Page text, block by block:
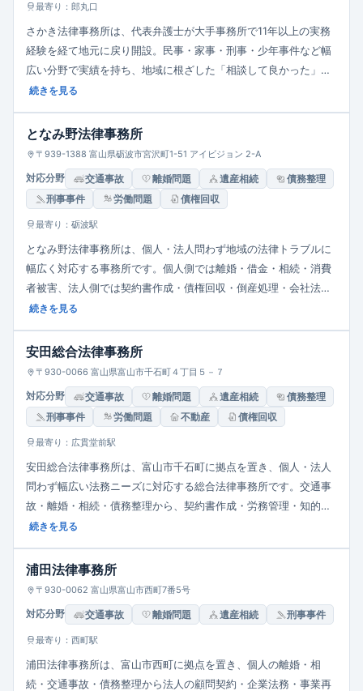
最寄り：郎丸口
さかき法律事務所は、代表弁護士が大手事務所で11年以上の実務
経験を経て地元に戻り開設。民事・家事・刑事・少年事件など幅
広い分野で実績を持ち、地域に根ざした「相談して良かった」
「少しほっとした」という声を重視。敷居を下げ、初めての相談
続きを見る
となみ野法律事務所
〒939-1388 富山県砺波市宮沢町1-51 アイビジョン 2-A
対応分野 交通事故 離婚問題 遺産相続
債務整理
刑事事件
労働問題 債権回収
最寄り：砺波駅
となみ野法律事務所は、個人・法人問わず地域の法律トラブルに
幅広く対応する事務所です。個人側では離婚・借金・相続・消費
者被害、法人側では契約書作成・債権回収・倒産処理・会社法務
などを手掛け、平日9:00〜17:30で相談を受け付けています。依
ます。
続きを見る
安田総合法律事務所
〒930-0066 富山県富山市千石町４丁目５－７
対応分野 交通事故 離婚問題 遺産相続
債務整理
刑事事件
労働問題 不動産 債権回収
最寄り：広貫堂前駅
安田総合法律事務所は、富山市千石町に拠点を置き、個人・法人
問わず幅広い法務ニーズに対応する総合法律事務所です。交通事
故・離婚・相続・債務整理から、契約書作成・労務管理・知的財
産といった企業法務まで手掛け、「最高の法的サービスを適正な
対応を行っています。
続きを見る
浦田法律事務所
〒930-0062 富山県富山市西町7番5号
対応分野 交通事故 離婚問題 遺産相続 刑事事件
最寄り：西町駅
浦田法律事務所は、富山市西町に拠点を置き、個人の離婚・相
続・交通事故・債務整理から法人の顧問契約・企業法務・事業再